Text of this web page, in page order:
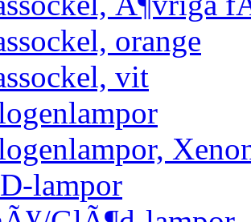
orange
vit
lampor